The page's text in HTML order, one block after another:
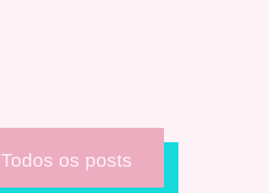
Todos os posts